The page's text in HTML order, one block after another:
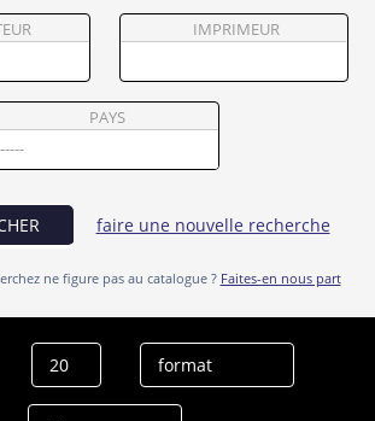
IMPRIMEUR
PAYS
faire une nouvelle recherche
ne figure pas au catalogue ? Faites-en nous part